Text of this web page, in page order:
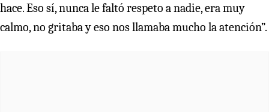
hace. Eso sí, nunca le faltó respeto a nadie, era muy
calmo, no gritaba y eso nos llamaba mucho la atención”.